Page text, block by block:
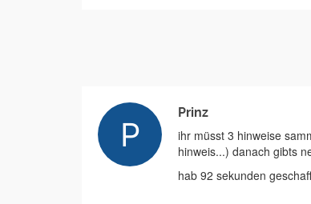
Prinz
ihr müsst 3 hinweise
hinweis...) danach gibts
hab 92 sekunden